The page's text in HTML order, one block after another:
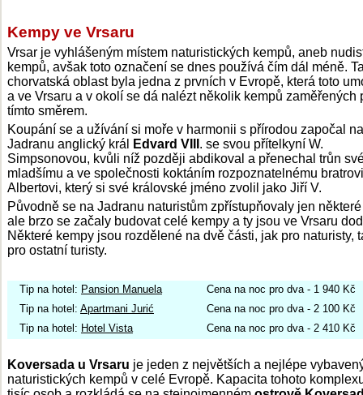
Kempy ve Vrsaru
Vrsar je vyhlášeným místem naturistických kempů, aneb
kempů, avšak toto označení se dnes používá čím dál méně.
chorvatská oblast byla jedna z prvních v Evropě, která toto
a ve Vrsaru a v okolí se dá nalézt několik kempů zaměřených
tímto směrem.
Koupání se a užívání si moře v harmonii s přírodou započal na
Jadranu anglický král
Edvard VIII . se svou přítelkyní W.
Simpsonovou, kvůli níž později abdikoval a přenechal trůn
mladšímu a ve společnosti koktáním rozpoznatelnému bratrovi
Albertovi, který si své královské jméno zvolil jako Jiří V.
Původně se na Jadranu naturistům zpřístupňovaly jen
ale brzo se začaly budovat celé kempy a ty jsou ve Vrsaru
Některé kempy jsou rozdělené na dvě části, jak pro naturisty,
pro ostatní turisty.
Tip na hotel: Pansion Manuela
Cena na noc pro dva - 1 940 Kč
Tip na hotel: Apartmani Jurić
Cena na noc pro dva - 2 100 Kč
Tip na hotel: Hotel Vista Cena na noc pro dva - 2 410 Kč
Koversada u Vrsaru je jeden z největších a nejlépe
naturistických kempů v celé Evropě. Kapacita tohoto